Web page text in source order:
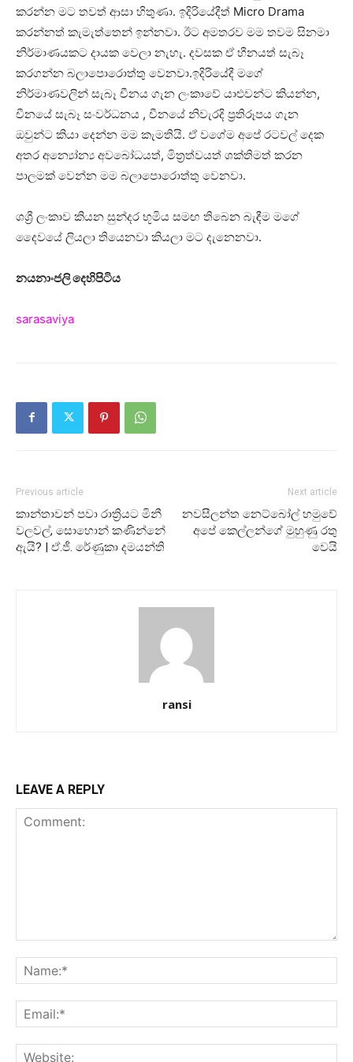
කරන්න මට තවත් ආසා හිතුණා. ඉදිරියේදීත් Micro Drama
කරන්නත් කැමැත්තෙන් ඉන්නවා. ඊට අමතරව මම තවම සිනමා
නිර්මාණයකට දායක වෙලා නැහැ. දවසක ඒ හීනයත් සැබෑ
කරගන්න බලාපොරොත්තු වෙනවා.ඉදිරියේදී මගේ
නිර්මාණවලින් සැබෑ චීනය ගැන ලංකාවේ යාළුවන්ට කියන්න,
චීනයේ සැබෑ සංවර්ධනය , චීනයේ නිවැරදි ප්‍රතිරූපය ගැන
ඔවුන්ට කියා දෙන්න මම කැමතියි. ඒ වගේම අපේ රටවල් දෙක
අතර අන්‍යෝන්‍ය අවබෝධයත්, මිත්‍රත්වයත් ශක්තිමත් කරන
පාලමක් වෙන්න මම බලාපොරොත්තු වෙනවා.
ශශ්‍රී ලංකාව කියන සුන්දර භූමිය සමඟ තිබෙන බැඳීම මගේ
දෛවයේ ලියලා තියෙනවා කියලා මට දැනෙනවා.
නයනාංජලි දෙහිපිටිය
sarasaviya
Previous article
කාන්තාවන් පවා රාත්‍රියට මිනී
වලවල්, සොහොන් කණින්නේ
ඇයි? | ඒ.ජී. රේණුකා දමයන්ති
Next article
නව­සී­ලන්ත නෙට්බෝල් හමුවේ
අපේ කෙල්ලන්ගේ මුහුණු රතු
වෙයි
ransi
LEAVE A REPLY